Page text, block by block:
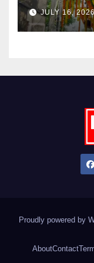
JULY 16,
Proudly powered by
AboutContact